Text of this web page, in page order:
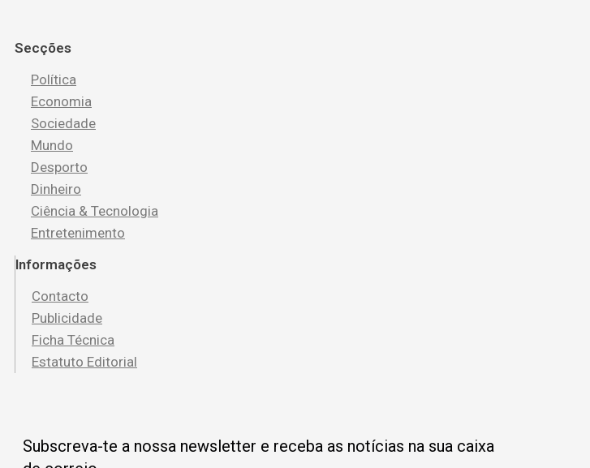
Secções
Política
Economia
Sociedade
Mundo
Desporto
Dinheiro
Ciência & Tecnologia
Entretenimento
Informações
Contacto
Publicidade
Ficha Técnica
Estatuto Editorial
Subscreva-te a nossa newsletter e receba as notícias na sua caixa